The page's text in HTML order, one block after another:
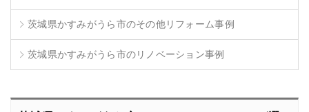
茨城県かすみがうら市のその他リフォーム事例
茨城県かすみがうら市のリノベーション事例